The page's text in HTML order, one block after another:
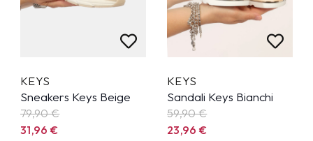
KEYS
Sneakers Keys Beige
79,90€
31,96€
KEYS
Sandali Keys Bianchi
59,90€
23,96€